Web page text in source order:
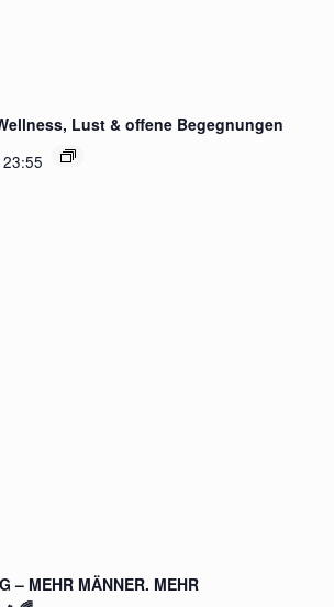
Lust & offene Begegnungen
23:55
– MEHR MÄNNER. MEHR